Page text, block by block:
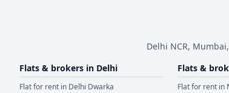
Delhi NCR,
Flats & brokers in Delhi
Flat for rent in Delhi Dwarka
Flats &
Flat for rent in